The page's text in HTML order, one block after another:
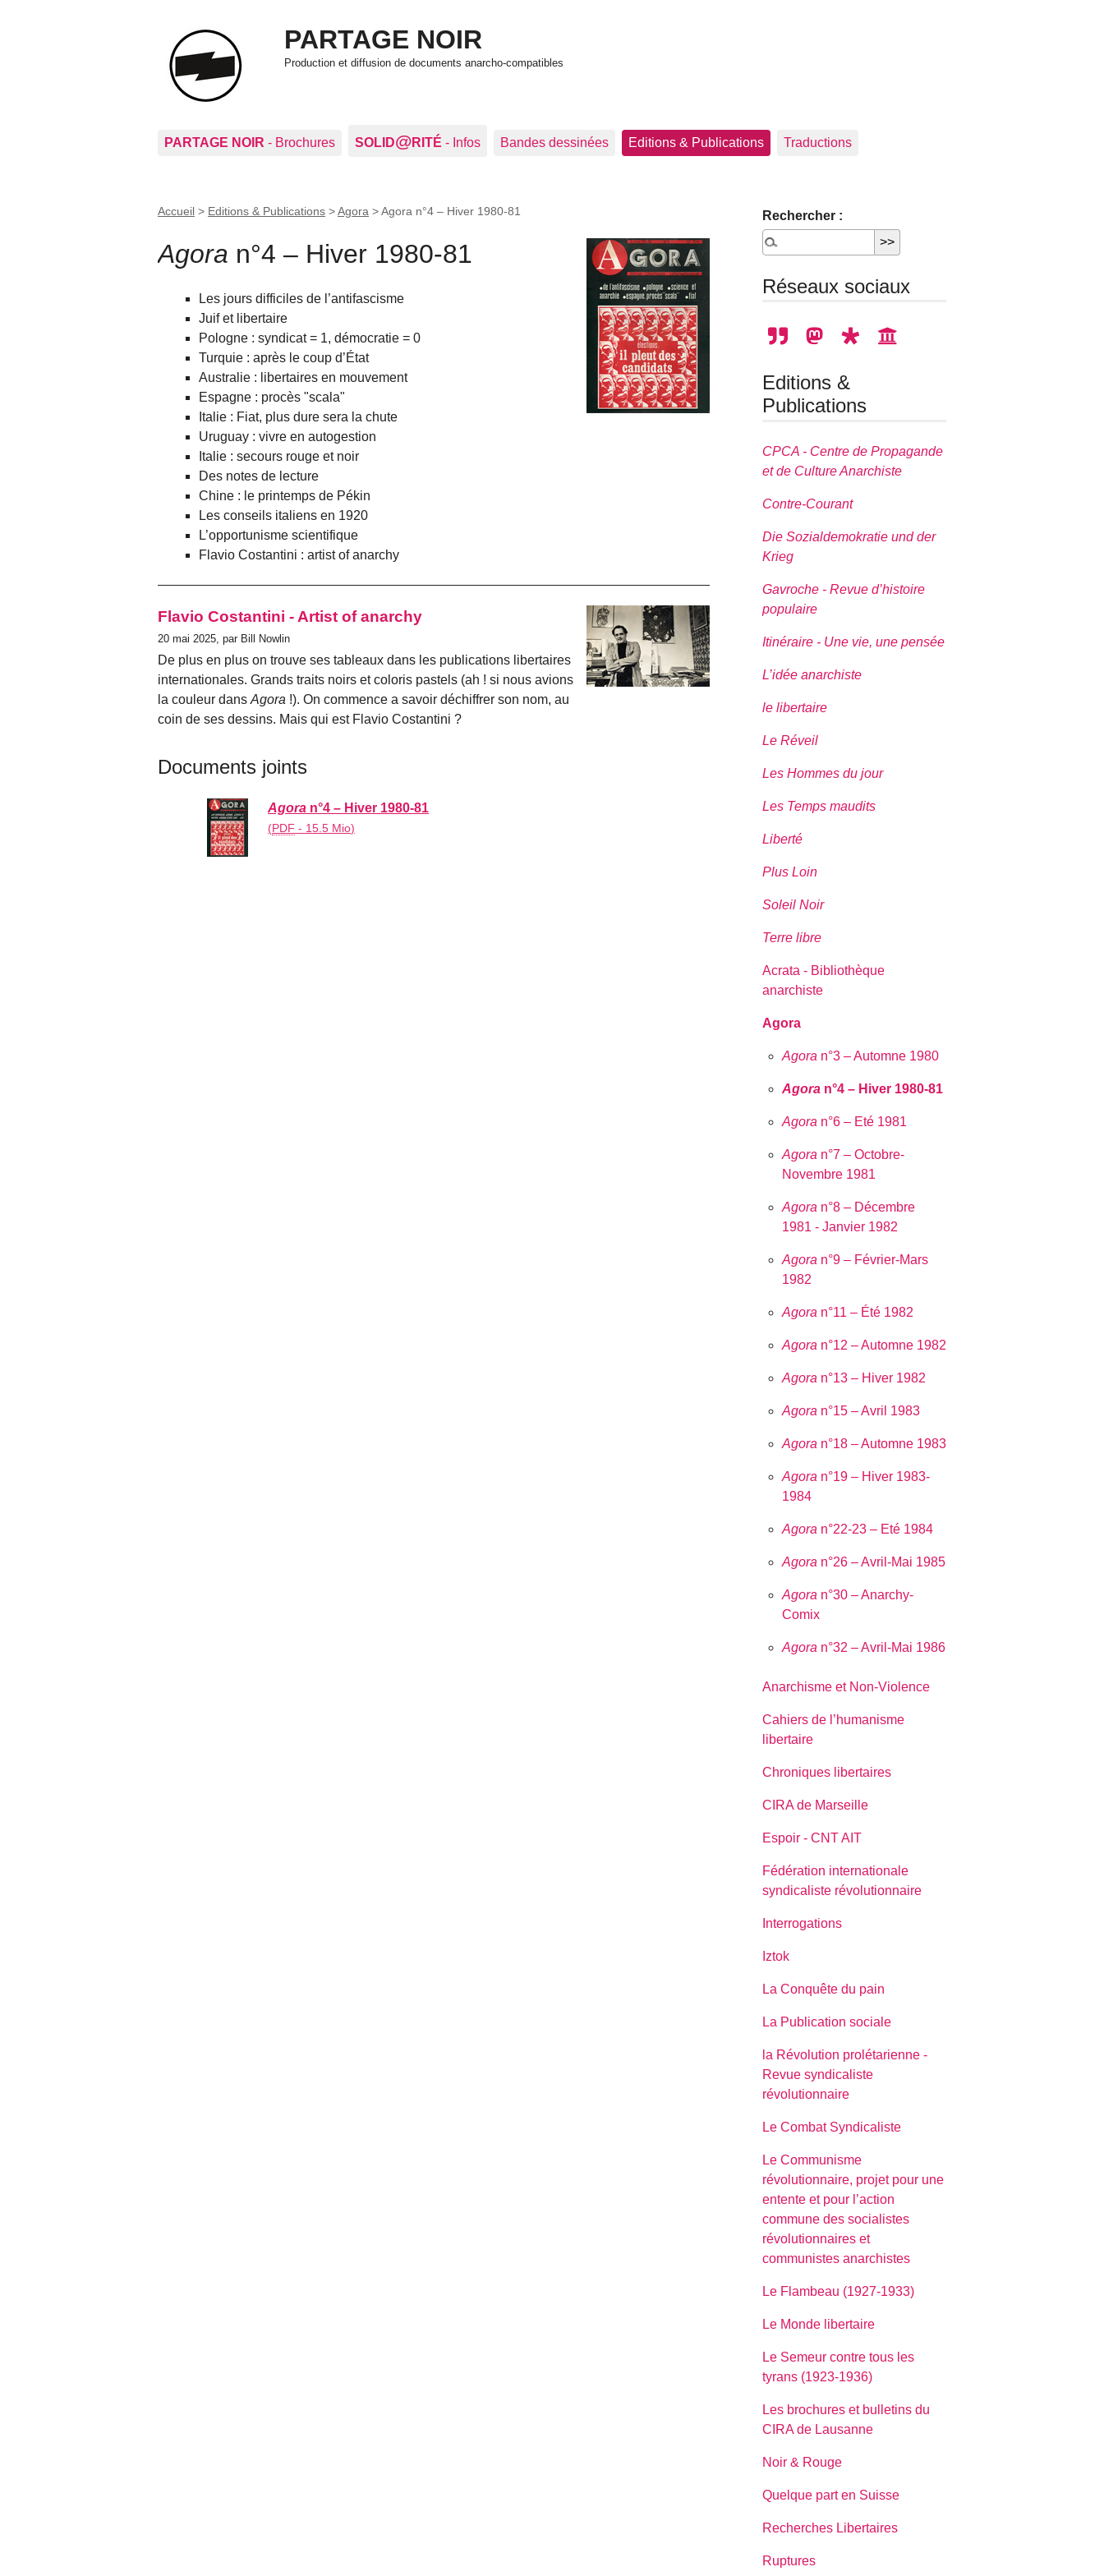
PARTAGE NOIR
Production et diffusion de documents anarcho-compatibles
PARTAGE NOIR - Brochures SOLID@RITÉ - Infos Bandes dessinées Editions & Publications Traductions
Accueil > Editions & Publications >Agora >Agora n°4 – Hiver 1980-81
Agora n°4 – Hiver 1980-81
Les jours difficiles de l’antifascisme
Juif et libertaire
Pologne : syndicat = 1, démocratie = 0
Turquie : après le coup d’État
Australie : libertaires en mouvement
Espagne : procès "scala"
Italie : Fiat, plus dure sera la chute
Uruguay : vivre en autogestion
Italie : secours rouge et noir
Des notes de lecture
Chine : le printemps de Pékin
Les conseils italiens en 1920
L’opportunisme scientifique
Flavio Costantini : artist of anarchy
Flavio Costantini - Artist of anarchy
20 mai 2025, par Bill Nowlin
De plus en plus on trouve ses tableaux dans les publications libertaires
internationales. Grands traits noirs et coloris pastels (ah ! si nous avions
la couleur dans Agora !). On commence a savoir déchiffrer son nom, au
coin de ses dessins. Mais qui est Flavio Costantini ?
Documents joints
Agora n°4 – Hiver 1980-81
(PDF - 15.5 Mio)
Rechercher :
Réseaux sociaux
Editions &
Publications
CPCA - Centre de Propagande
et de Culture Anarchiste
Contre-Courant
Die Sozialdemokratie und der
Krieg
Gavroche - Revue d’histoire
populaire
Itinéraire - Une vie, une pensée
L’idée anarchiste
le libertaire
Le Réveil
Les Hommes du jour
Les Temps maudits
Liberté
Plus Loin
Soleil Noir
Terre libre
Acrata - Bibliothèque
anarchiste
Agora
Agora n°3 – Automne 1980
Agora n°4 – Hiver 1980-81
Agora n°6 – Eté 1981
Agora n°7 – Octobre-
Novembre 1981
Agora n°8 – Décembre
1981 - Janvier 1982
Agora n°9 – Février-Mars
1982
Agora n°11 – Été 1982
Agora n°12 – Automne 1982
Agora n°13 – Hiver 1982
Agora n°15 – Avril 1983
Agora n°18 – Automne 1983
Agora n°19 – Hiver 1983-
1984
Agora n°22-23 – Eté 1984
Agora n°26 – Avril-Mai 1985
Agora n°30 – Anarchy-
Comix
Agora n°32 – Avril-Mai 1986
Anarchisme et Non-Violence
Cahiers de l’humanisme
libertaire
Chroniques libertaires
CIRA de Marseille
Espoir - CNT AIT
Fédération internationale
syndicaliste révolutionnaire
Interrogations
Iztok
La Conquête du pain
La Publication sociale
la Révolution prolétarienne -
Revue syndicaliste
révolutionnaire
Le Combat Syndicaliste
Le Communisme
révolutionnaire, projet pour une
entente et pour l’action
commune des socialistes
révolutionnaires et
communistes anarchistes
Le Flambeau (1927-1933)
Le Monde libertaire
Le Semeur contre tous les
tyrans (1923-1936)
Les brochures et bulletins du
CIRA de Lausanne
Noir & Rouge
Quelque part en Suisse
Recherches Libertaires
Ruptures